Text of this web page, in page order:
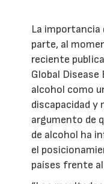
La importancia
parte, al
reciente
Global Disease
alcohol como
discapacidad y
argumento de
de alcohol ha
el
países frente